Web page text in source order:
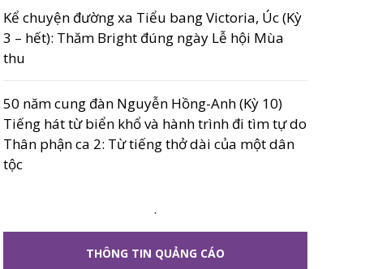
Kể chuyện đường xa Tiểu bang Victoria, Úc (Kỳ
3 – hết): Thăm Bright đúng ngày Lễ hội Mùa
thu
50 năm cung đàn Nguyễn Hồng-Anh (Kỳ 10)
Tiếng hát từ biển khổ và hành trình đi tìm tự do
Thân phận ca 2: Từ tiếng thở dài của một dân
tộc
.
THÔNG TIN QUẢNG CÁO